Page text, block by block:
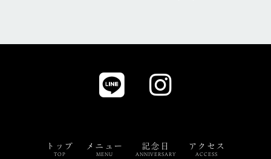
トップ
TOP
メニュー
MENU
記念日
ANNIVERSARY
アクセス
ACCESS